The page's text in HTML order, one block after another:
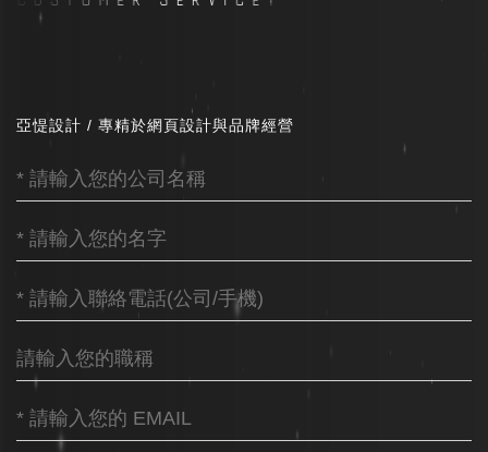
亞惿設計 / 專精於網頁設計與品牌經營